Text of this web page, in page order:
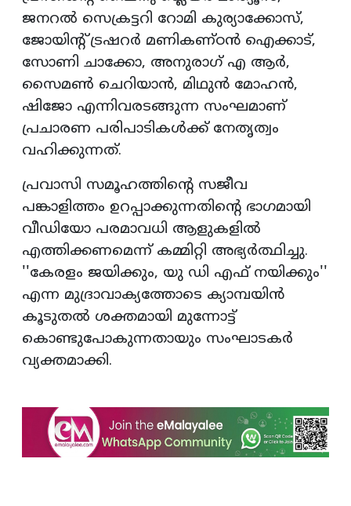
ജനറല്‍ സെക്രട്ടറി റോമി കുര്യാക്കോസ്,
ജോയിന്റ് ട്രഷറര്‍ മണികണ്ഠന്‍ ഐക്കാട്,
സോണി ചാക്കോ, അനുരാഗ് എ ആര്‍,
സൈമണ്‍ ചെറിയാന്‍, മിഥുന്‍ മോഹന്‍,
ഷിജോ എന്നിവരടങ്ങുന്ന സംഘമാണ്
പ്രചാരണ പരിപാടികള്‍ക്ക് നേതൃത്വം
വഹിക്കുന്നത്.
പ്രവാസി സമൂഹത്തിന്റെ സജീവ
പങ്കാളിത്തം ഉറപ്പാക്കുന്നതിന്റെ ഭാഗമായി
വീഡിയോ പരമാവധി ആളുകളില്‍
എത്തിക്കണമെന്ന് കമ്മിറ്റി അഭ്യര്‍ത്ഥിച്ചു.
''കേരളം ജയിക്കും, യു ഡി എഫ് നയിക്കും''
എന്ന മുദ്രാവാക്യത്തോടെ ക്യാമ്പയിന്‍
കൂടുതല്‍ ശക്തമായി മുന്നോട്ട്
കൊണ്ടുപോകുന്നതായും സംഘാടകര്‍
വ്യക്തമാക്കി.